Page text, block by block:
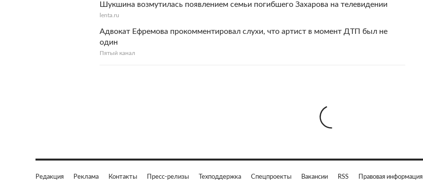
Шукшина возмутилась появлением семьи погибшего Захарова на телевидении
lenta.ru
Адвокат Ефремова прокомментировал слухи, что артист в момент ДТП был не
один
Пятый канал
Редакция Реклама Контакты Пресс-релизы Техподдержка Спецпроекты Вакансии RSS Правовая информация